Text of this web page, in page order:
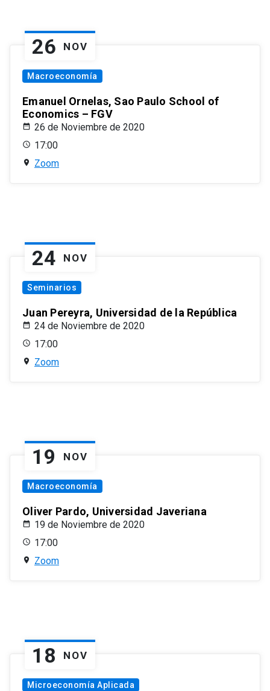
26 NOV
Macroeconomía
Emanuel Ornelas, Sao Paulo School of
Economics – FGV
26 de Noviembre de 2020
17:00
Zoom
24 NOV
Seminarios
Juan Pereyra, Universidad de la República
24 de Noviembre de 2020
17:00
Zoom
19 NOV
Macroeconomía
Oliver Pardo, Universidad Javeriana
19 de Noviembre de 2020
17:00
Zoom
18 NOV
Microeconomía Aplicada